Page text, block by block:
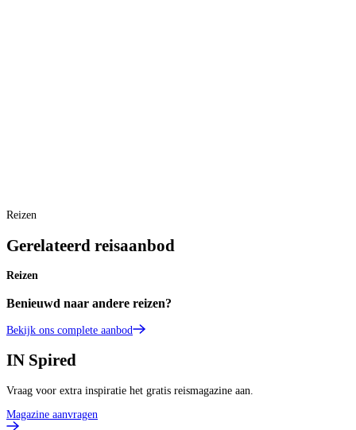
Reizen
Gerelateerd reisaanbod
Reizen
Benieuwd naar andere reizen?
Bekijk ons complete aanbod
IN Spired
Vraag voor extra inspiratie het gratis reismagazine aan.
Magazine aanvragen